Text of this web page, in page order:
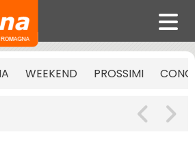
WEEKEND PROSSIMI